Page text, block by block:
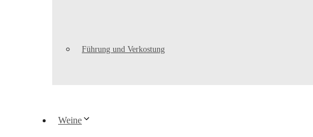
Führung und Verkostung
Weine